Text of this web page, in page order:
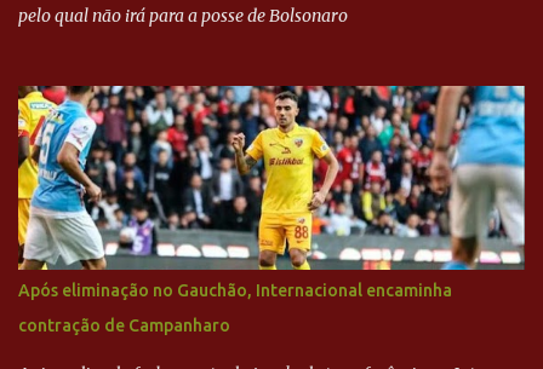
pelo qual não irá para a posse de Bolsonaro
Após eliminação no Gauchão, Internacional encaminha
contração de Campanharo